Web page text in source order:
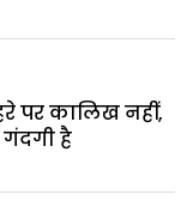
पर कालिख नहीं,
है